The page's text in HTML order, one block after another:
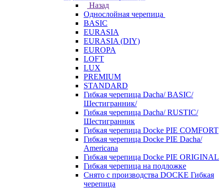
Назад
Однослойная черепица
BASIC
EURASIA
EURASIA (DIY)
EUROPA
LOFT
LUX
PREMIUM
STANDARD
Гибкая черепица Dacha/ BASIC/
Шестигранник/
Гибкая черепица Dacha/ RUSTIC/
Шестигранник
Гибкая черепица Docke PIE COMFORT
Гибкая черепица Docke PIE Dacha/
Americana
Гибкая черепица Docke PIE ОRIGINАL
Гибкая черепица на подложке
Снято с производства DOCKE Гибкая
черепица